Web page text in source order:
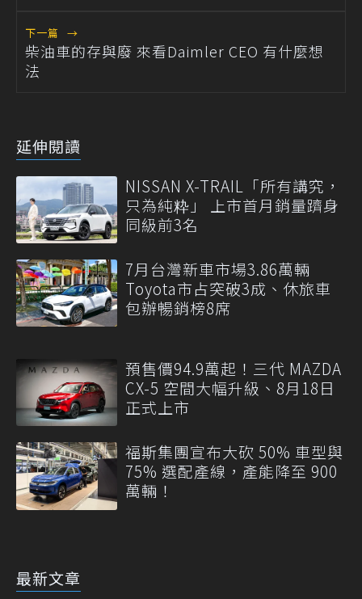
下一篇 →
柴油車的存與廢 來看Daimler CEO 有什麼想
法
延伸閱讀
NISSAN X-TRAIL「所有講究，
只為純粋」 上市首月銷量躋身
同級前3名
7月台灣新車市場3.86萬輛
Toyota市占突破3成、休旅車
包辦暢銷榜8席
預售價94.9萬起！三代 MAZDA
CX-5 空間大幅升級、8月18日
正式上市
福斯集團宣布大砍 50% 車型與
75% 選配產線，產能降至 900
萬輛！
最新文章